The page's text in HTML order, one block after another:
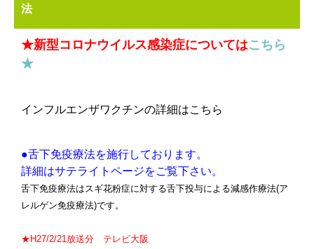
法
★新型コロナウイルス感染症についてはこちら
★
インフルエンザワクチンの詳細はこちら
●舌下免疫療法を施行しております。
詳細はサテライトページをご覧下さい。
舌下免疫療法はスギ花粉症に対する舌下投与による減感作療法(ア
レルゲン免疫療法)です。
★H27/2/21放送分 テレビ大阪